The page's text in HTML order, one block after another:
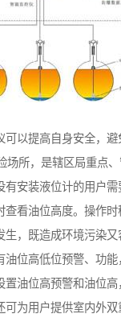
以提高自身安全，避
所，是辖区局重点、
有安装液位计的用户
查看油位高度。操作
生，既造成环境污染又
油位高低位预警、功
置油位高预警和油位
可为用户提供室内外